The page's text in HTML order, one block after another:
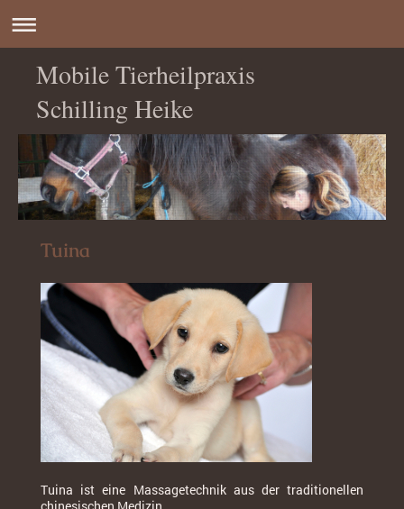
Mobile Tierheilpraxis
Schilling Heike
Tuina
Tuina ist eine Massagetechnik aus der traditionellen